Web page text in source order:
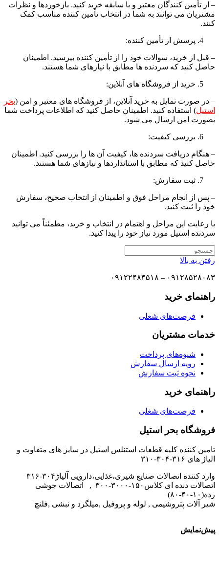
– از تأمین کنندگان معتبر و با سابقه خرید کنید. بازخوردها و نظرات
مشتریان می توانند به شما در انتخاب تأمین کننده مناسب کمک
کنند.
پرسش از تأمین کننده:
– قبل از خرید، سوالات خود را از تأمین کننده بپرسید. اطمینان
حاصل کنید که سردنده ها مطابق با نیازهای شما هستند.
خرید از فروشگاه های آنلاین:
– در صورت تمایل به خرید آنلاین، از فروشگاه های معتبر و امن (بحر
استیل) استفاده کنید. اطمینان حاصل کنید که اطلاعات پرداخت شما
بصورت امن ارسال می شود.
بررسی کیفیت:
– هنگام دریافت سردنده ها، کیفیت آن ها را بررسی کنید. اطمینان
حاصل کنید که مطابق با استانداردها و نیازهای شما هستند.
ثبت سفارش:
– پس از انجام مراحل فوق و اطمینان از انتخاب صحیح، سفارش
خود را ثبت کنید.
با رعایت این مراحل و اهتمام در انتخاب و خرید، مطمئناً می توانید
سردنده استیل مورد نیاز خود را پیدا کنید.
رفتن به بالا
۰۹۱۲۸۵۲۸۰۸۳ – ۰۹۱۲۲۴۸۴۵۱۸
راهنمای خرید
فرصت‌های شغلی
خدمات مشتریان
شیوه‌های پرداخت
رویه ارسال سفارش
نحوه ثبت سفارش
راهنمای خرید
فرصت‌های شغلی
فروشگاه بحر استیل
تامین کننده کلیه قطعات استنلس استیل در سایز های متفاوت و
الیاژ های ۳۱۶-۳۰۴-۳۱۰
وارد کننده اتصالات صنایع شیری،غذایی،دارویی آلیاژ۳۰۴-۳۱۶
اتصالات دنده ای کلاس۱۵۰-۳۰۰۰-۳۰۰ , اتصالات جوشی
رده(۱۰-۴۰-۸۰)
شیر آلات پتروشیمی , لوله و پروفیل ,میلگرد و نبشی ,فلنچ
پیش‌نمایش